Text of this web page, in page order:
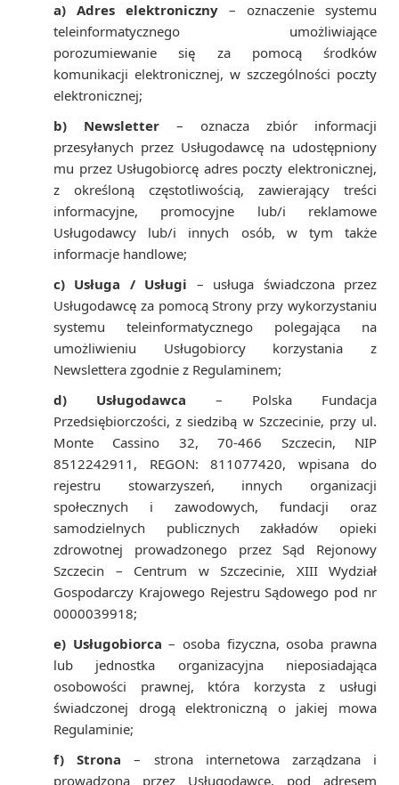
a) Adres elektroniczny – oznaczenie systemu
teleinformatycznego umożliwiające
porozumiewanie się za pomocą środków
komunikacji elektronicznej, w szczególności poczty
elektronicznej;
b) Newsletter – oznacza zbiór informacji
przesyłanych przez Usługodawcę na udostępniony
mu przez Usługobiorcę adres poczty elektronicznej,
z określoną częstotliwością, zawierający treści
informacyjne, promocyjne lub/i reklamowe
Usługodawcy lub/i innych osób, w tym także
informacje handlowe;
c) Usługa / Usługi – usługa świadczona przez
Usługodawcę za pomocą Strony przy wykorzystaniu
systemu teleinformatycznego polegająca na
umożliwieniu Usługobiorcy korzystania z
Newslettera zgodnie z Regulaminem;
d) Usługodawca – Polska Fundacja
Przedsiębiorczości, z siedzibą w Szczecinie, przy ul.
Monte Cassino 32, 70-466 Szczecin, NIP
8512242911, REGON: 811077420, wpisana do
rejestru stowarzyszeń, innych organizacji
społecznych i zawodowych, fundacji oraz
samodzielnych publicznych zakładów opieki
zdrowotnej prowadzonego przez Sąd Rejonowy
Szczecin – Centrum w Szczecinie, XIII Wydział
Gospodarczy Krajowego Rejestru Sądowego pod nr
0000039918;
e) Usługobiorca – osoba fizyczna, osoba prawna
lub jednostka organizacyjna nieposiadająca
osobowości prawnej, która korzysta z usługi
świadczonej drogą elektroniczną o jakiej mowa
Regulaminie;
f) Strona – strona internetowa zarządzana i
prowadzona przez Usługodawcę, pod adresem